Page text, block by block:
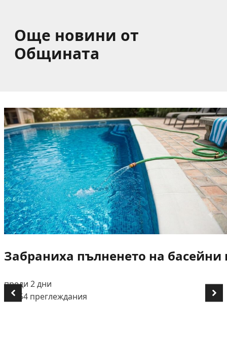
Още новини от
Общината
Забраниха пълненето на
преди 2 дни
👁️ 654 преглеждания